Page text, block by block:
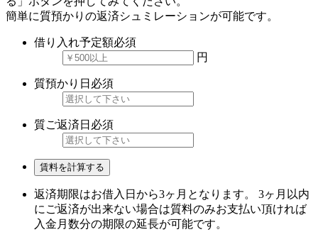
簡単に質預かりの返済シュミレーションが可能です。
借り入れ予定額必須
円
質預かり日 必須
質ご返済日 必須
賃料を計算する
返済期限はお借入日から3ヶ月となります。 3ヶ月以内
にご返済が出来ない場合は質料のみお支払い頂ければ
入金月数分の期限の延長が可能です。